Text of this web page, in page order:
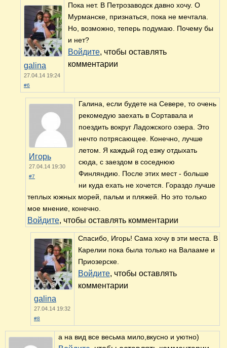
galina
27.04.14 19:24
#6
Пока нет. В Петрозаводск давно хочу. О
Мурманске, признаться, пока не мечтала.
Но, возможно, теперь подумаю. Почему бы
и нет?
Войдите, чтобы оставлять
комментарии
Игорь
27.04.14 19:30
#7
Галина, если будете на Севере, то очень
рекомедую заехать в Сортавала и
поездить вокруг Ладожского озера. Это
нечто потрясающее. Конечно, лучше
летом. Я каждый год езжу отдыхать
сюда, с заездом в соседнюю
Финляндию. После этих мест - больше
ни куда ехать не хочется. Гораздо лучше
теплых южных морей, пальм и пляжей. Но это только
мое мнение, конечно.
Войдите, чтобы оставлять комментарии
galina
27.04.14 19:32
#8
Спасибо, Игорь! Сама хочу в эти места. В
Карелии пока была только на Валааме и
Приозерске.
Войдите, чтобы оставлять
комментарии
а на вид все весьма мило,вкусно и уютно)